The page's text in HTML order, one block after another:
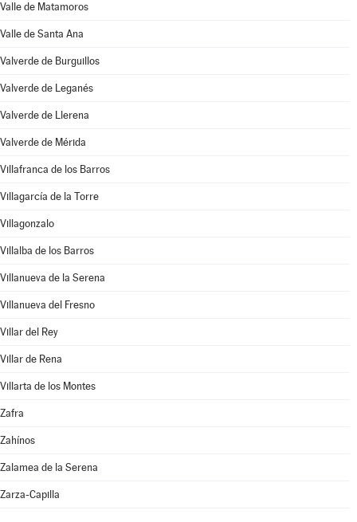
Valle de Matamoros
Valle de Santa Ana
Valverde de Burguillos
Valverde de Leganés
Valverde de Llerena
Valverde de Mérida
Villafranca de los Barros
Villagarcía de la Torre
Villagonzalo
Villalba de los Barros
Villanueva de la Serena
Villanueva del Fresno
Villar del Rey
Villar de Rena
Villarta de los Montes
Zafra
Zahínos
Zalamea de la Serena
Zarza-Capilla